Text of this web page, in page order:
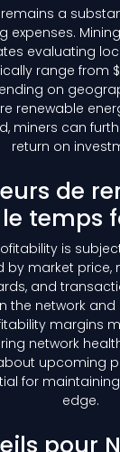
remains a
expenses.
evaluating
range from
on
renewable
miners can
return on
de
temps
is
by market price,
and
the network and
margins
network
upcoming
for
edge.
pour